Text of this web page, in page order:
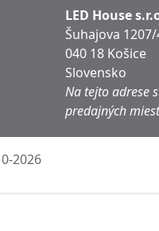
LED House
Šuhajova
040 18 Košice
Slovensko
Na tejto adrese
predajných
2026